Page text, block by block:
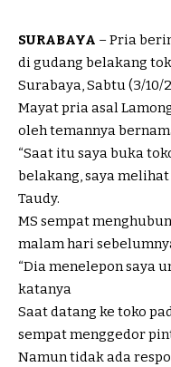
SURABAYA – Pria
di gudang belakang
Surabaya, Sabtu (3/10/
Mayat pria asal
oleh temannya
“Saat itu saya buka
belakang, saya
Taudy.
MS sempat
malam hari
“Dia menelepon saya
katanya
Saat datang ke toko
sempat menggedor
Namun tidak ada